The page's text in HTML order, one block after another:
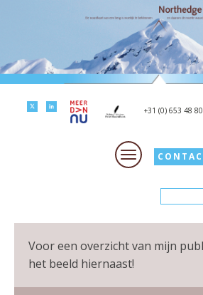
+31 (0) 653 48
Voor een overzicht van mijn
het beeld hiernaast!